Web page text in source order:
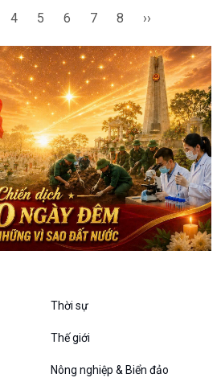
10 phút Sự kiện - Luận bàn
Dòng chảy sự kiện
Đối thoại
Diễn đàn chủ nhật
Chuyện đêm
4 5 6 7 8 ››
Thời sự
Thế giới
Nông nghiệp & Biển đảo